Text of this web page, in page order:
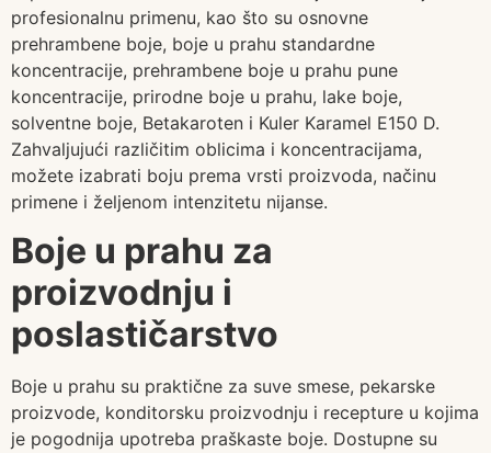
profesionalnu primenu, kao što su osnovne
prehrambene boje, boje u prahu standardne
koncentracije, prehrambene boje u prahu pune
koncentracije, prirodne boje u prahu, lake boje,
solventne boje, Betakaroten i Kuler Karamel E150 D.
Zahvaljujući različitim oblicima i koncentracijama,
možete izabrati boju prema vrsti proizvoda, načinu
primene i željenom intenzitetu nijanse.
Boje u prahu za
proizvodnju i
poslastičarstvo
Boje u prahu su praktične za suve smese, pekarske
proizvode, konditorsku proizvodnju i recepture u kojima
je pogodnija upotreba praškaste boje. Dostupne su